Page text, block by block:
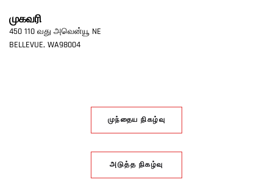
முகவரி
450 110 வது அவென்யூ NE
BELLEVUE, WA98004
முந்தைய நிகழ்வு
அடுத்த நிகழ்வு